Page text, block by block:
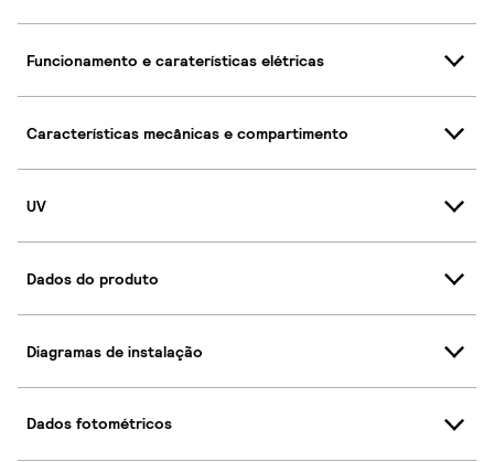
Funcionamento e caraterísticas elétricas
Características mecânicas e compartimento
UV
Dados do produto
Diagramas de instalação
Dados fotométricos